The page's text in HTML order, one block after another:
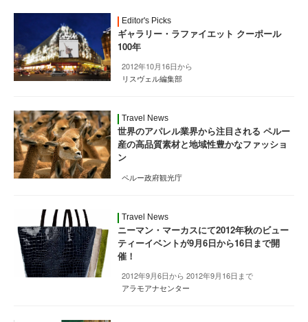
Editor's Picks
ギャラリー・ラファイエット クーポール
100年
2012年10月16日から
リスヴェル編集部
Travel News
世界のアパレル業界から注目される ペルー
産の高品質素材と地域性豊かなファッショ
ン
ペルー政府観光庁
Travel News
ニーマン・マーカスにて2012年秋のビュー
ティーイベントが9月6日から16日まで開
催！
2012年9月6日から 2012年9月16日まで
アラモアナセンター